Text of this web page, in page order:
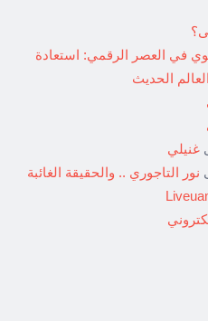
في العصر الرقمي: استعادة
الحديث
غنيلي
نور التاجوري .. والحقيقة الغائبة